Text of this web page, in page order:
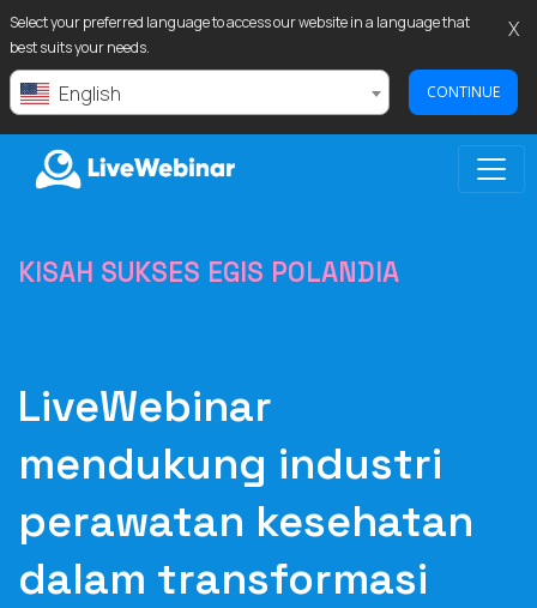
Select your preferred language to access our website in a language that
best suits your needs.
English CONTINUE
X
LIVEWEBINAR.COM
KISAH SUKSES EGIS POLANDIA
LiveWebinar
mendukung industri
perawatan kesehatan
dalam transformasi